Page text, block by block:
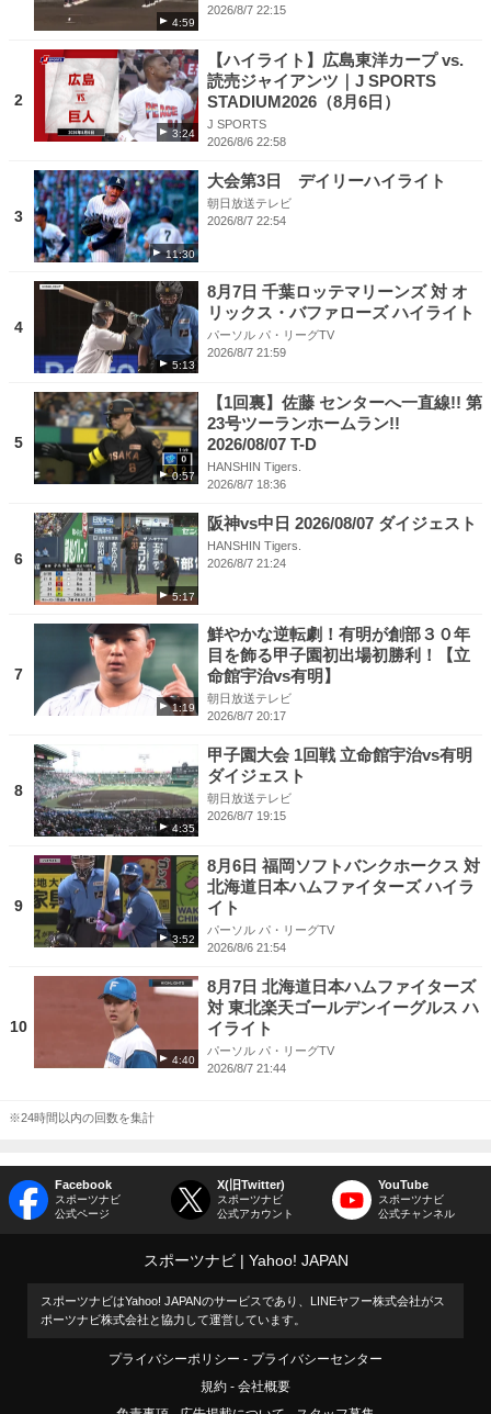
4:59
2026/8/7 22:15
2
3:24
【ハイライト】広島東洋カープ vs.
読売ジャイアンツ｜J SPORTS
STADIUM2026（8月6日）
J SPORTS
2026/8/6 22:58
3
11:30
大会第3日 デイリーハイライト
朝日放送テレビ
2026/8/7 22:54
4
5:13
8月7日 千葉ロッテマリーンズ 対 オ
リックス・バファローズ ハイライト
パーソル パ・リーグTV
2026/8/7 21:59
5
0:57
【1回裏】佐藤 センターへ一直線!! 第
23号ツーランホームラン!!
2026/08/07 T-D
HANSHIN Tigers.
2026/8/7 18:36
6
5:17
阪神vs中日 2026/08/07 ダイジェスト
HANSHIN Tigers.
2026/8/7 21:24
7
1:19
鮮やかな逆転劇！有明が創部３０年
目を飾る甲子園初出場初勝利！【立
命館宇治vs有明】
朝日放送テレビ
2026/8/7 20:17
8
4:35
甲子園大会 1回戦 立命館宇治vs有明
ダイジェスト
朝日放送テレビ
2026/8/7 19:15
9
3:52
8月6日 福岡ソフトバンクホークス 対
北海道日本ハムファイターズ ハイラ
イト
パーソル パ・リーグTV
2026/8/6 21:54
10
4:40
8月7日 北海道日本ハムファイターズ
対 東北楽天ゴールデンイーグルス ハ
イライト
パーソル パ・リーグTV
2026/8/7 21:44
※24時間以内の回数を集計
Facebook
スポーツナビ
公式ページ
X(旧Twitter)
スポーツナビ
公式アカウント
YouTube
スポーツナビ
公式チャンネル
スポーツナビ Yahoo! JAPAN
スポーツナビはYahoo! JAPANのサービスであり、LINEヤフー株式会社がス
ポーツナビ株式会社と協力して運営しています。
プライバシーポリシー
プライバシーセンター
規約
会社概要